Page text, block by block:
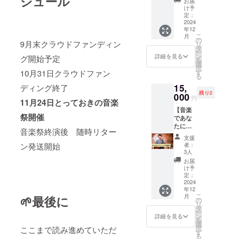
9月末クラウドファンディン
グ開始予定
10月31日クラウドファン
ディング終了
11月24日とっておきの音楽
祭開催
音楽祭終演後 随時リター
ン発送開始
🌱最後に
ここまで読み進めていただ
ら、あ
たたか
く届け
るツイ
ンボー
ニッ
ト。 生
どちら
でもok
どちら
か希望
を備考
欄に記
入お願
い致し
ます。
(交通費
効期
限：
2025年
4月末ま
ず！ 解
ショー
はあな
たのご
自宅に
伺いま
可能で
す。 (施
合は施
設側に
許可な
どをお
取頂き
事前に
平瀬楽
器様に
ご相談
くださ
い) 会場
までの
は三田
市内は
ンク、
イエ
ロー、
ミント
グリー
ン ◉必ず
カラー
ザイン
は少し
変更が
あるか
もしれ
ません
ご了承
のほど
よろし
くお願
いしま
す。 ・
お礼の
メッ
セージ
動画 感
謝の気
の『作
人』さ
んから
応援の
グッズ
をご提
供いた
だきま
した！
んに暖
かい
メッ
セージ
と作人
さんの
グッズ
をお送
りしま
す。 ・
作人さ
んが描
いてく
ださる
オリジ
ナルサ
イン入
け予
定：
2024
年12
月
詳細を見る
こ
の
リ
タ
ー
ン
を
選
択
す
る
15,
000 円
残り2
【音楽
であな
たにお
返し】
感謝の
気持ち
を込め
て、 雄
介ギ
ターで
あなた
だけの
リクエ
スト曲
を1曲リ
クエス
支援
者：
3人
お届
け予
定：
2024
年12
月
詳細を見る
こ
の
リ
タ
ー
ン
を
選
択
す
る